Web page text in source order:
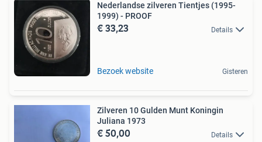
Nederlandse zilveren Tientjes (1995-
1999) - PROOF
€ 33,23 Details
Bezoek website Gisteren
Zilveren 10 Gulden Munt Koningin
Juliana 1973
€ 50,00 Details